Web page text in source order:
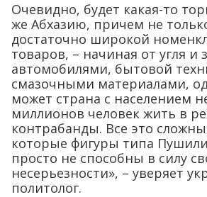
Очевидно, будет какая-то
же Абхазию, причем не
достаточно широкой
товаров, – начиная от угля и
автомобилями, бытовой
смазочными материалами,
может страна с населением
миллионов человек жить в
контрабанды. Все это
которые фигуры типа
просто не способны в силу
несерьезности», – уверяет
политолог.